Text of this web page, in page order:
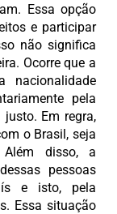
Essa opção
e participar
não significa
Ocorre que a
nacionalidade
pela
Em regra,
o Brasil, seja
disso, a
pessoas
e isto, pela
Essa situação